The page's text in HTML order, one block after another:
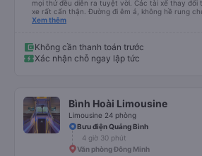
mọi thứ đều diễn ra tuyệt vời. Các tài xế thay đổi
xe rất cẩn thận. Đường đi êm ả, không hề rung
đủ số lần để đi vệ sinh và dừng lại để ăn tối. Nhìn
Xem thêm
Không cần thanh toán trước
Xác nhận chỗ ngay lập tức
Bình Hoài Limousine
Limousine 24 phòng
Bưu điện Quảng Bình
4 giờ 30 phút
Văn phòng Đông Minh